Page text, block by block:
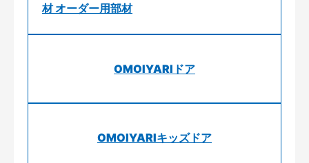
材 オーダー用部材
OMOIYARIドア
OMOIYARIキッズドア